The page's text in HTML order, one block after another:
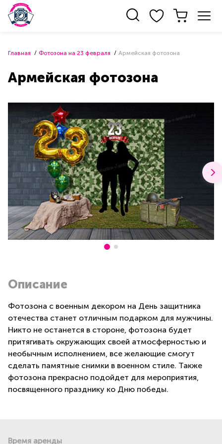
Главная Фотозона на 23 февраля Армейская фотозона
Армейская фотозона
Описание
Фотозона с военным декором на День защитника
отечества станет отличным подарком для мужчины.
Никто не останется в стороне, фотозона будет
притягивать окружающих своей атмосферностью и
необычным исполнением, все желающие смогут
сделать памятные снимки в военном стиле. Также
фотозона прекрасно подойдет для мероприятия,
посвященного празднику ко Дню победы.
Время аренды